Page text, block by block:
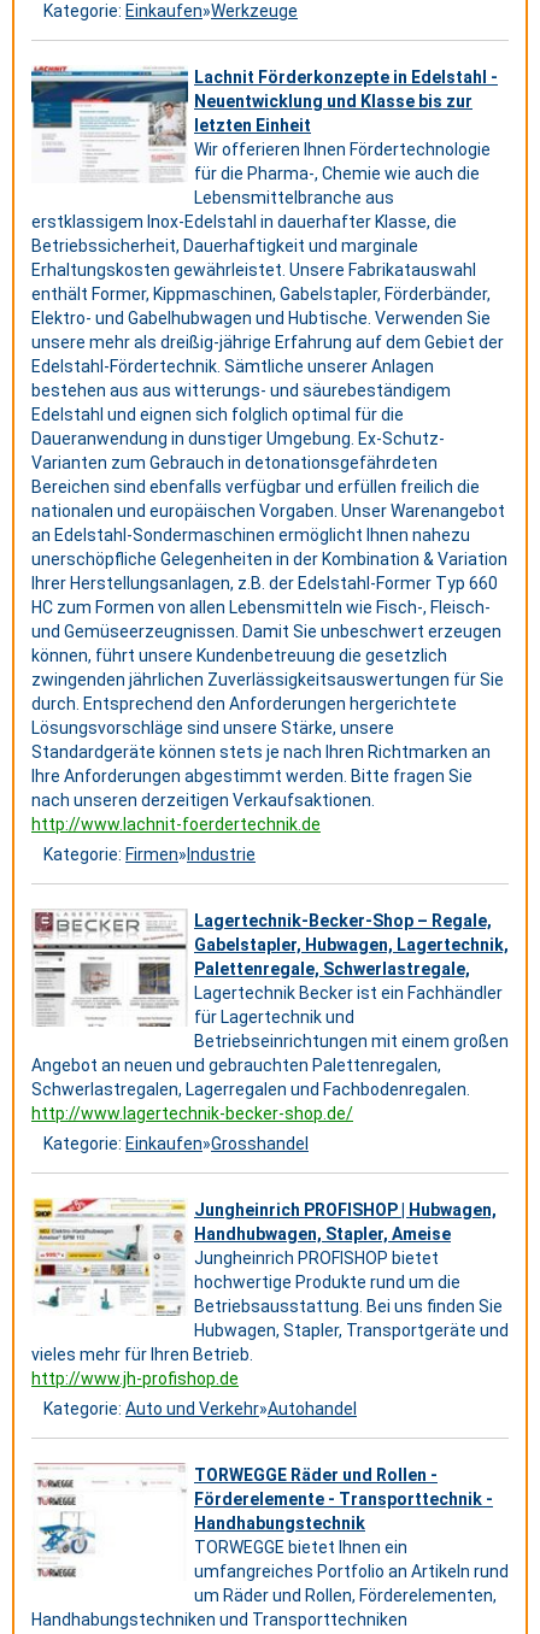
Kategorie: Einkaufen»Werkzeuge
Lachnit Förderkonzepte in Edelstahl -
Neuentwicklung und Klasse bis zur
letzten Einheit
Wir offerieren Ihnen Fördertechnologie
für die Pharma-, Chemie wie auch die
Lebensmittelbranche aus
erstklassigem Inox-Edelstahl in dauerhafter Klasse, die
Betriebssicherheit, Dauerhaftigkeit und marginale
Erhaltungskosten gewährleistet. Unsere Fabrikatauswahl
enthält Former, Kippmaschinen, Gabelstapler, Förderbänder,
Elektro- und Gabelhubwagen und Hubtische. Verwenden Sie
unsere mehr als dreißig-jährige Erfahrung auf dem Gebiet der
Edelstahl-Fördertechnik. Sämtliche unserer Anlagen
bestehen aus aus witterungs- und säurebeständigem
Edelstahl und eignen sich folglich optimal für die
Daueranwendung in dunstiger Umgebung. Ex-Schutz-
Varianten zum Gebrauch in detonationsgefährdeten
Bereichen sind ebenfalls verfügbar und erfüllen freilich die
nationalen und europäischen Vorgaben. Unser Warenangebot
an Edelstahl-Sondermaschinen ermöglicht Ihnen nahezu
unerschöpfliche Gelegenheiten in der Kombination & Variation
Ihrer Herstellungsanlagen, z.B. der Edelstahl-Former Typ 660
HC zum Formen von allen Lebensmitteln wie Fisch-, Fleisch-
und Gemüseerzeugnissen. Damit Sie unbeschwert erzeugen
können, führt unsere Kundenbetreuung die gesetzlich
zwingenden jährlichen Zuverlässigkeitsauswertungen für Sie
durch. Entsprechend den Anforderungen hergerichtete
Lösungsvorschläge sind unsere Stärke, unsere
Standardgeräte können stets je nach Ihren Richtmarken an
Ihre Anforderungen abgestimmt werden. Bitte fragen Sie
nach unseren derzeitigen Verkaufsaktionen.
http://www.lachnit-foerdertechnik.de
Kategorie: Firmen» Industrie
Lagertechnik-Becker-Shop – Regale,
Gabelstapler, Hubwagen, Lagertechnik,
Palettenregale, Schwerlastregale,
Lagertechnik Becker ist ein Fachhändler
für Lagertechnik und
Betriebseinrichtungen mit einem großen
Angebot an neuen und gebrauchten Palettenregalen,
Schwerlastregalen, Lagerregalen und Fachbodenregalen.
http://www.lagertechnik-becker-shop.de/
Kategorie: Einkaufen»Grosshandel
Jungheinrich PROFISHOP | Hubwagen,
Handhubwagen, Stapler, Ameise
Jungheinrich PROFISHOP bietet
hochwertige Produkte rund um die
Betriebsausstattung. Bei uns finden Sie
Hubwagen, Stapler, Transportgeräte und
vieles mehr für Ihren Betrieb.
http://www.jh-profishop.de
Kategorie: Auto und Verkehr»Autohandel
TORWEGGE Räder und Rollen -
Förderelemente - Transporttechnik -
Handhabungstechnik
TORWEGGE bietet Ihnen ein
umfangreiches Portfolio an Artikeln rund
um Räder und Rollen, Förderelementen,
Handhabungstechniken und Transporttechniken